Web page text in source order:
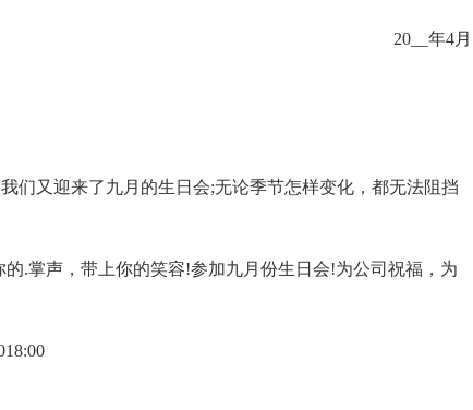
20__年4月
们又迎来了九月的生日会;无论季节怎样变化，都无法阻挡
.掌声，带上你的笑容!参加九月份生日会!为公司祝福，为